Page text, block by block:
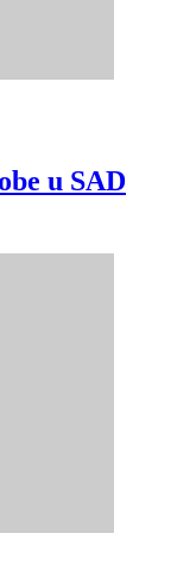
u SAD